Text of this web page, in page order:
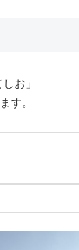
お」
す。